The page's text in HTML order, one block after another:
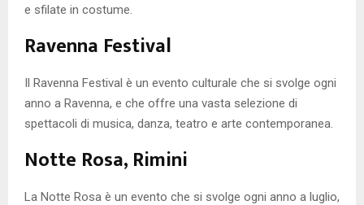
e sfilate in costume.
Ravenna Festival
Il Ravenna Festival è un evento culturale che si svolge ogni
anno a Ravenna, e che offre una vasta selezione di
spettacoli di musica, danza, teatro e arte contemporanea.
Notte Rosa, Rimini
La Notte Rosa è un evento che si svolge ogni anno a luglio,